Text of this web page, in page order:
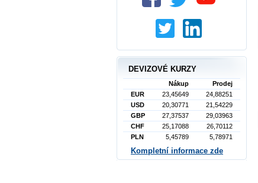
DEVIZOVÉ KURZY
Nákup
Prodej
EUR
23,45649
24,88251
USD
20,30771
21,54229
GBP
27,37537
29,03963
CHF
25,17088
26,70112
PLN
5,45789 5,78971
Kompletní informace zde